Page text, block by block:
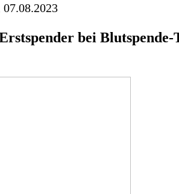
bei Blutspende-